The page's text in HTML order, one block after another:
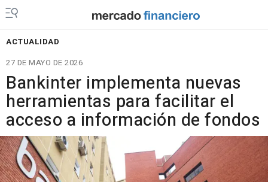
ACTUALIDAD
27 DE MAYO DE 2026
Bankinter implementa nuevas
herramientas para facilitar el
acceso a información de fondos